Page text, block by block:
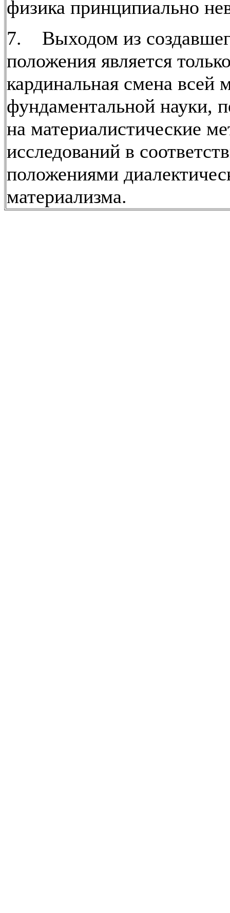
физика принципиально
7. Выходом из
положения является
кардинальная смена всей
фундаментальной науки,
на материалистические
исследований в
положениями
материализма.